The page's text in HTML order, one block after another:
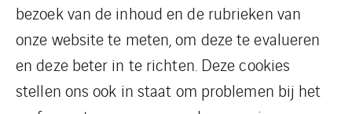
bezoek van de inhoud en de rubrieken van
onze website te meten, om deze te evalueren
en deze beter in te richten. Deze cookies
stellen ons ook in staat om problemen bij het